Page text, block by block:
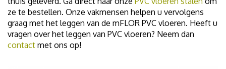
ze te bestellen. Onze vakmensen helpen u vervolgens
graag met het leggen van de mFLOR PVC vloeren. Heeft u
vragen over het leggen van PVC vloeren? Neem dan
contact met ons op!